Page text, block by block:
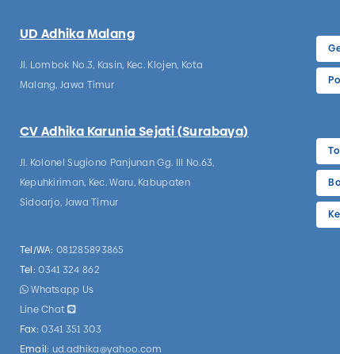
UD Adhika Malang
Jl. Lombok No.3, Kasin, Kec. Klojen, Kota
Malang, Jawa Timur
CV Adhika Karunia Sejati (Surabaya)
Jl. Kolonel Sugiono Panjunan Gg. III No.63,
Kepuhkiriman, Kec. Waru, Kabupaten
Sidoarjo, Jawa Timur
Tel/WA: 081285893865
Tel: 0341 324 862
Whatsapp Us
Line Chat
Fax: 0341 351 303
Email: ud.adhika@yahoo.com